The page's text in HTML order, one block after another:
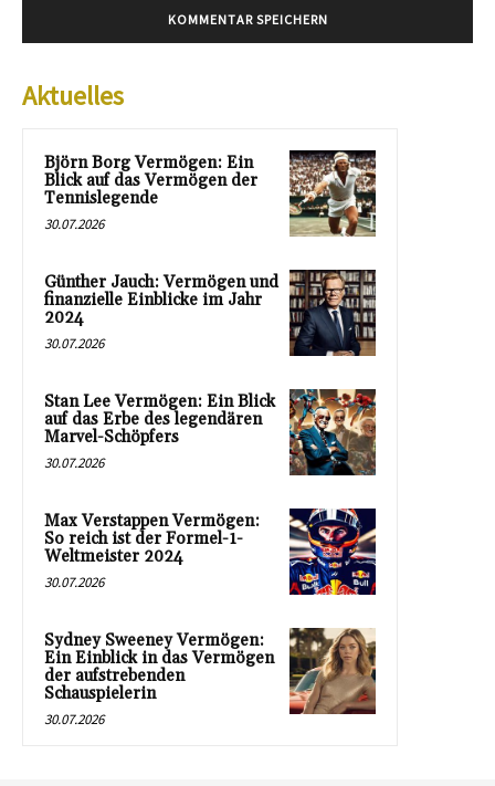
Aktuelles
Björn Borg Vermögen: Ein
Blick auf das Vermögen der
Tennislegende
30.07.2026
Günther Jauch: Vermögen und
finanzielle Einblicke im Jahr
2024
30.07.2026
Stan Lee Vermögen: Ein Blick
auf das Erbe des legendären
Marvel-Schöpfers
30.07.2026
Max Verstappen Vermögen:
So reich ist der Formel-1-
Weltmeister 2024
30.07.2026
Sydney Sweeney Vermögen:
Ein Einblick in das Vermögen
der aufstrebenden
Schauspielerin
30.07.2026